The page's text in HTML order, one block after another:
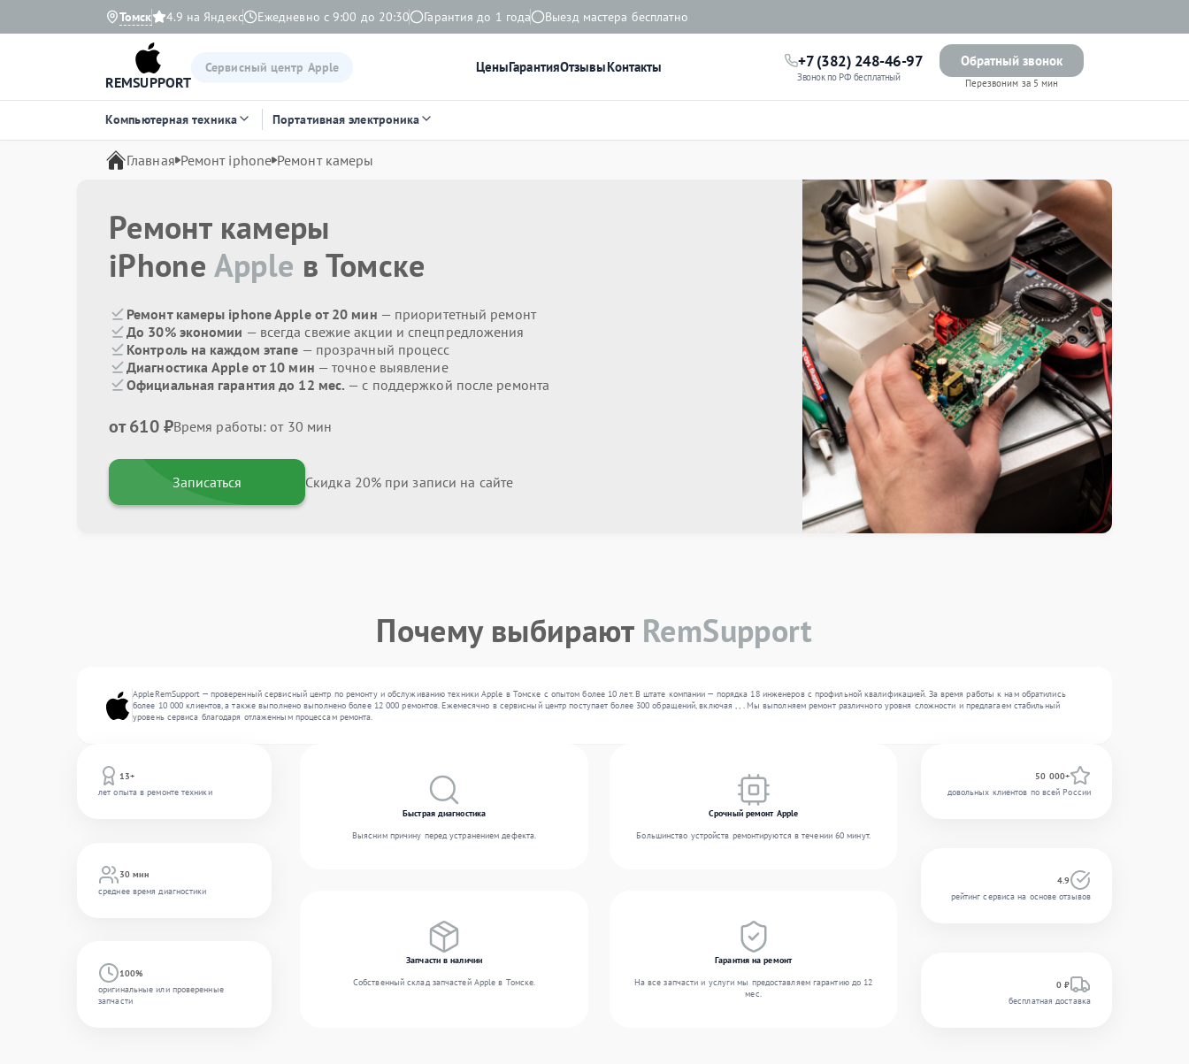
Томск 4.9 на Яндекс Ежедневно с 9:00 до 20:30 Гарантия до 1 года Выезд мастера бесплатно
REMSUPPORT
Сервисный центр Apple ЦеныГарантияОтзывыКонтакты +7 (382) 248-46-97
Звонок по РФ бесплатный
Обратный звонок
Перезвоним за 5 мин
Компьютерная техника Портативная электроника
Главная Ремонт iphone Ремонт камеры
Ремонт камеры
iPhone Apple в Томске
Ремонт камеры iphone Apple от 20 мин — приоритетный ремонт
До 30% экономии — всегда свежие акции и спецпредложения
Контроль на каждом этапе — прозрачный процесс
Диагностика Apple от 10 мин — точное выявление
Официальная гарантия до 12 мес. — с поддержкой после ремонта
от 610 ₽Время работы: от 30 мин
Записаться Скидка 20% при записи на сайте
Почему выбирают RemSupport
AppleRemSupport — проверенный сервисный центр по ремонту и обслуживанию техники Apple в Томске с опытом более 10 лет. В штате компании — порядка 18 инженеров с профильной квалификацией. За время работы к нам обратились
более 10 000 клиентов, а также выполнено выполнено более 12 000 ремонтов. Ежемесячно в сервисный центр поступает более 300 обращений, включая , , . Мы выполняем ремонт различного уровня сложности и предлагаем стабильный
уровень сервиса благодаря отлаженным процессам ремонта.
13+
лет опыта в ремонте техники
30 мин
среднее время диагностики
100%
оригинальные или проверенные
запчасти
Быстрая диагностика
Выясним причину перед устранением дефекта.
Срочный ремонт Apple
Большинство устройств ремонтируются в течении 60 минут.
Запчасти в наличии
Собственный склад запчастей Apple в Томске.
Гарантия на ремонт
На все запчасти и услуги мы предоставляем гарантию до 12
мес.
50 000+
довольных клиентов по всей России
4.9
рейтинг сервиса на основе отзывов
0 ₽
бесплатная доставка